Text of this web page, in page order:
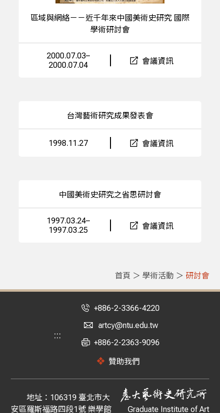
區域與網絡－－近千年來中國美術史研究 國際
學術研討會
2000.07.03–
2000.07.04
會議資訊
台灣藝術研究成果發表會
1998.11.27 會議資訊
中國美術史研究之省思研討會
1997.03.24–
1997.03.25
會議資訊
首頁 ＞ 學術活動 ＞ 研討會
:::
+886-2-3366-4220
artcy@ntu.edu.tw
+886-2-2363-9096
贊助我們
地址：106319 臺北市大
安區羅斯福路四段1號 樂學館
Graduate Institute of Art